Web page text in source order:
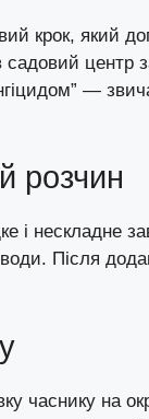
крок, який
садовий
—
розчин
і нескладне
Після
часнику на